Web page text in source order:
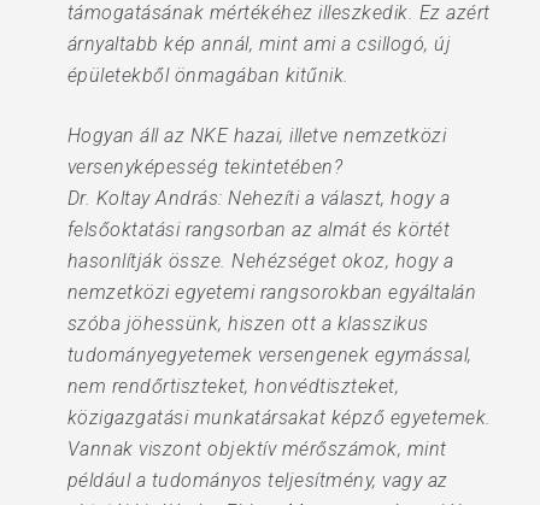
támogatásának mértékéhez illeszkedik. Ez azért
árnyaltabb kép annál, mint ami a csillogó, új
épületekből önmagában kitűnik.
Hogyan áll az NKE hazai, illetve nemzetközi
versenyképesség tekintetében?
Dr. Koltay András: Nehezíti a választ, hogy a
felsőoktatási rangsorban az almát és körtét
hasonlítják össze. Nehézséget okoz, hogy a
nemzetközi egyetemi rangsorokban egyáltalán
szóba jöhessünk, hiszen ott a klasszikus
tudományegyetemek versengenek egymással,
nem rendőrtiszteket, honvédtiszteket,
közigazgatási munkatársakat képző egyetemek.
Vannak viszont objektív mérőszámok, mint
például a tudományos teljesítmény, vagy az